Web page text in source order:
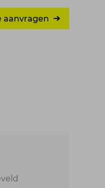
aanvragen